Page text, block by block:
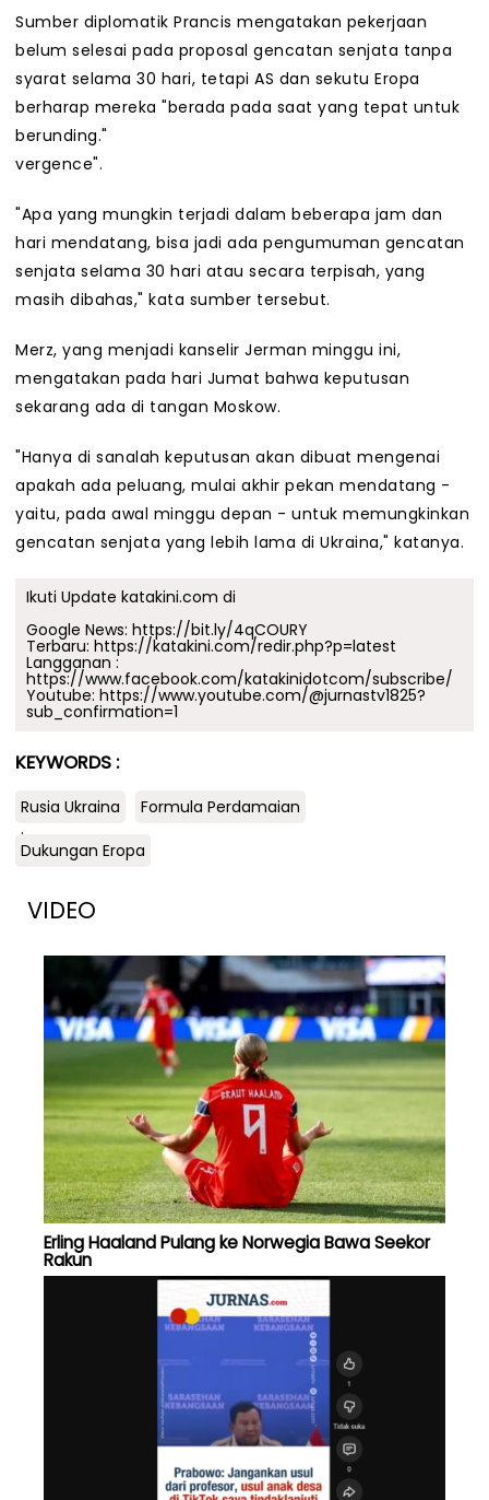
Sumber diplomatik Prancis mengatakan pekerjaan
belum selesai pada proposal gencatan senjata tanpa
syarat selama 30 hari, tetapi AS dan sekutu Eropa
berharap mereka "berada pada saat yang tepat untuk
berunding."
vergence".
"Apa yang mungkin terjadi dalam beberapa jam dan
hari mendatang, bisa jadi ada pengumuman gencatan
senjata selama 30 hari atau secara terpisah, yang
masih dibahas," kata sumber tersebut.
Merz, yang menjadi kanselir Jerman minggu ini,
mengatakan pada hari Jumat bahwa keputusan
sekarang ada di tangan Moskow.
"Hanya di sanalah keputusan akan dibuat mengenai
apakah ada peluang, mulai akhir pekan mendatang -
yaitu, pada awal minggu depan - untuk memungkinkan
gencatan senjata yang lebih lama di Ukraina," katanya.
Ikuti Update katakini.com di
Google News: https://bit.ly/4qCOURY
Terbaru: https://katakini.com/redir.php?p=latest
Langganan :
https://www.facebook.com/katakinidotcom/subscribe/
Youtube: https://www.youtube.com/@jurnastv1825?
sub_confirmation=1
KEYWORDS :
Rusia Ukraina
Formula Perdamaian
.
Dukungan Eropa
VIDEO
Erling Haaland Pulang ke Norwegia Bawa Seekor
Rakun